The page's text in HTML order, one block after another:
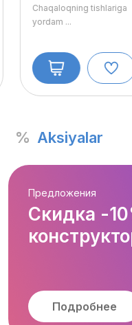
Chaqaloqning tishlariga
yordam...
% Aksiyalar
Предложения
Скидка -
Подробнее